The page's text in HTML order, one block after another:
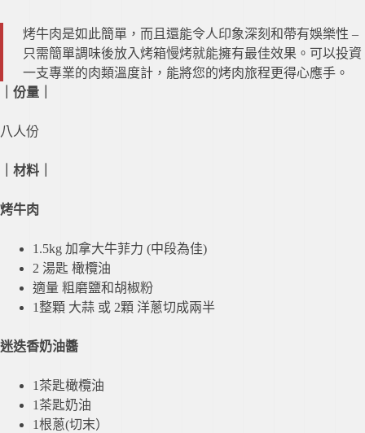
烤牛肉是如此簡單，而且還能令人印象深刻和帶有娛樂性 –
只需簡單調味後放入烤箱慢烤就能擁有最佳效果。可以投資
一支專業的肉類溫度計，能將您的烤肉旅程更得心應手。
｜份量
八人份
｜材料
烤牛肉
1.5kg 加拿大牛菲力 (中段為佳)
2 湯匙 橄欖油
適量 粗磨鹽和胡椒粉
1整顆 大蒜 或 2顆 洋蔥切成兩半
迷迭香奶油醬
1茶匙橄欖油
1茶匙奶油
1根蔥(切末）